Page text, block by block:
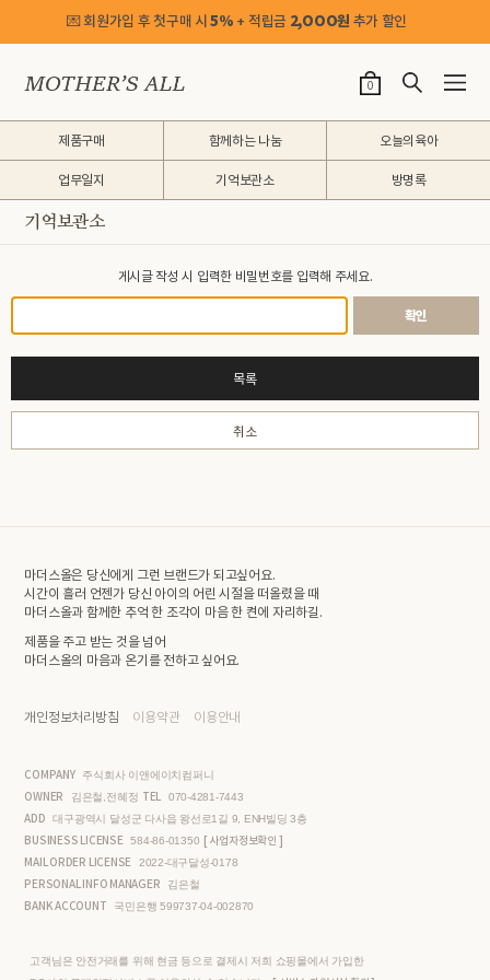
💌 회원가입 후 첫구매 시5% + 적립금 2,OOO원 추가 할인
0
제품구매 함께하는 나눔 오늘의육아
업무일지 기억보관소 방명록
기억보관소
게시글 작성 시 입력한 비밀번호를 입력해 주세요.
확인
목록
취소
마더스올은 당신에게 그런 브랜드가 되고싶어요.
시간이 흘러 언젠가 당신 아이의 어린 시절을 떠올렸을 때
마더스올과 함께한 추억 한 조각이 마음 한 켠에 자리하길.
제품을 주고 받는 것을 넘어
마더스올의 마음과 온기를 전하고 싶어요.
개인정보처리방침 이용약관 이용안내
COMPANY 주식회사 이앤에이치컴퍼니
OWNER 김은철,전혜정 TEL 070-4281-7443
ADD 대구광역시 달성군 다사읍 왕선로1길 9, ENH빌딩 3층
BUSINESS LICENSE 584-86-01350 [ 사업자정보확인 ]
MAIL ORDER LICENSE
2022-대구달성-0178
PERSONAL INFO MANAGER 김은철
BANK ACCOUNT 국민은행 599737-04-002870
고객님은 안전거래를 위해 현금 등으로 결제시 저희 쇼핑몰에서 가입한